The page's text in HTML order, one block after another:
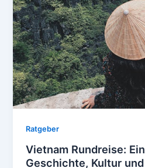
Ratgeber
Vietnam Rundreise:
Geschichte, Kultur